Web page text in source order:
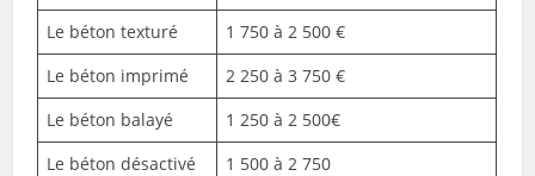
Le béton texturé
1 750 à 2 500 €
Le béton imprimé
2 250 à 3 750 €
Le béton balayé
1 250 à 2 500€
Le béton désactivé
1 500 à 2 750